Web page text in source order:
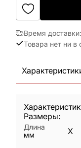
Время доставки:
Товара нет ни в
Размеры:
Длина
мм
X